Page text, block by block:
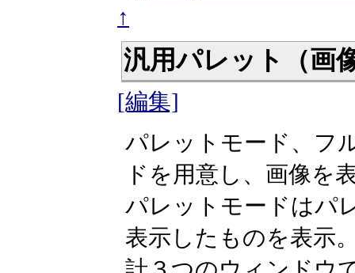
↑
汎用パレット（画
[編集]
パレットモード、フ
ドを用意し、画像を
パレットモードはパ
表示したものを表示